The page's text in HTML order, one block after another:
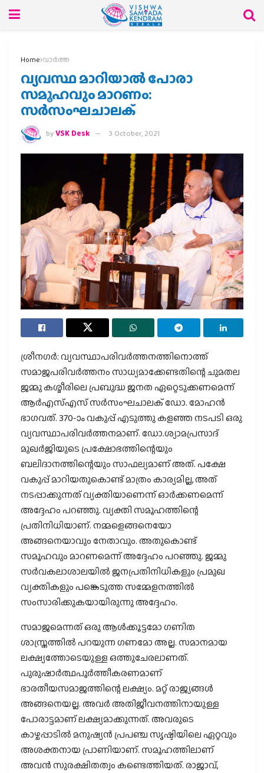
Home വാര്‍ത്ത
വ്യവസ്ഥ മാറിയാല്‍ പോരാ
സമൂഹവും മാറണം:
സര്‍സംഘചാലക്
byVSK Desk 3 October, 2021
ശ്രീനഗര്‍: വ്യവസ്ഥാപരിവര്‍ത്തനത്തിനൊത്ത്
സമാജപരിവര്‍ത്തനം സാധ്യമാക്കേണ്ടതിന്റെ ചുമതല
ജമ്മു കശ്മീരിലെ പ്രബുദ്ധ ജനത ഏറ്റെടുക്കണമെന്ന്
ആര്‍എസ്എസ് സര്‍സംഘചാലക് ഡോ. മോഹന്‍
ഭാഗവത്. 370-ാം വകുപ്പ് എടുത്തു കളഞ്ഞ നടപടി ഒരു
വ്യവസ്ഥാപരിവര്‍ത്തനമാണ്. ഡോ.ശ്യാമപ്രസാദ്
മുഖര്‍ജിയുടെ പ്രക്ഷോഭത്തിന്റെയും
ബലിദാനത്തിന്റെയും സാഫല്യമാണ് അത്. പക്ഷേ
വകുപ്പ് മാറിയതുകൊണ്ട് മാത്രം കാര്യമില്ല, അത്
നടപ്പാക്കുന്നത് വ്യക്തിയാണെന്ന് ഓര്‍ക്കണമെന്ന്
അദ്ദേഹം പറഞ്ഞു. വ്യക്തി സമൂഹത്തിന്റെ
പ്രതിനിധിയാണ്. നമ്മളെങ്ങനെയോ
അങ്ങനെയാവും നേതാവും. അതുകൊണ്ട്
സമൂഹവും മാറണമെന്ന് അദ്ദേഹം പറഞ്ഞു. ജമ്മു
സര്‍വകലാശാലയില്‍ ജനപ്രതിനിധികളും പ്രമുഖ
വ്യക്തികളും പങ്കെടുത്ത സമ്മേളനത്തില്‍
സംസാരിക്കുകയായിരുന്നു അദ്ദേഹം.
സമാജമെന്നത് ഒരു ആള്‍ക്കൂട്ടമോ ഗണിത
ശാസ്ത്രത്തില്‍ പറയുന്ന ഗണമോ അല്ല. സമാനമായ
ലക്ഷ്യത്തോടെയുള്ള ഒത്തുചേരലാണത്.
പുരുഷാര്‍ത്ഥപൂര്‍ത്തീകരണമാണ്
ഭാരതീയസമാജത്തിന്റെ ലക്ഷ്യം. മറ്റ് രാജ്യങ്ങള്‍
അങ്ങനെയല്ല. അവര്‍ അതിജീവനത്തിനായുള്ള
പോരാട്ടമാണ് ലക്ഷ്യമാക്കുന്നത്. അവരുടെ
കാഴ്ചപ്പാടില്‍ മനുഷ്യന്‍ പ്രപഞ്ച സൃഷ്ടിയിലെ ഏറ്റവും
അശക്തനായ പ്രാണിയാണ്. സമൂഹത്തിലാണ്
അവന്‍ സുരക്ഷിതത്വം കണ്ടെത്തിയത്. രാജാവ്,